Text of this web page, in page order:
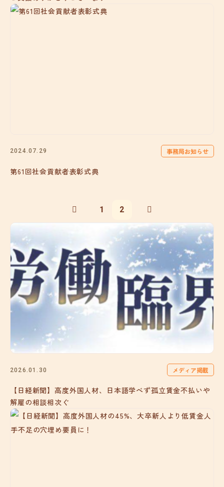
2024.07.29 事務局お知らせ
第61回社会貢献者表彰式典
1 2
2026.01.30 メディア掲載
【日経新聞】高度外国人材、日本語学べず孤立賃金不払いや
解雇の相談相次ぐ